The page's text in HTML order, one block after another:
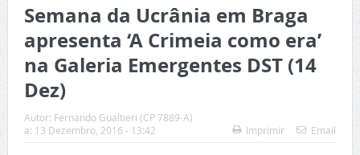
Semana da Ucrânia em Braga
apresenta ‘A Crimeia como era’
na Galeria Emergentes DST (14
Dez)
Autor: Fernando Gualtieri (CP 7889-A)
a: 13 Dezembro, 2016 - 13:42 Imprimir Email